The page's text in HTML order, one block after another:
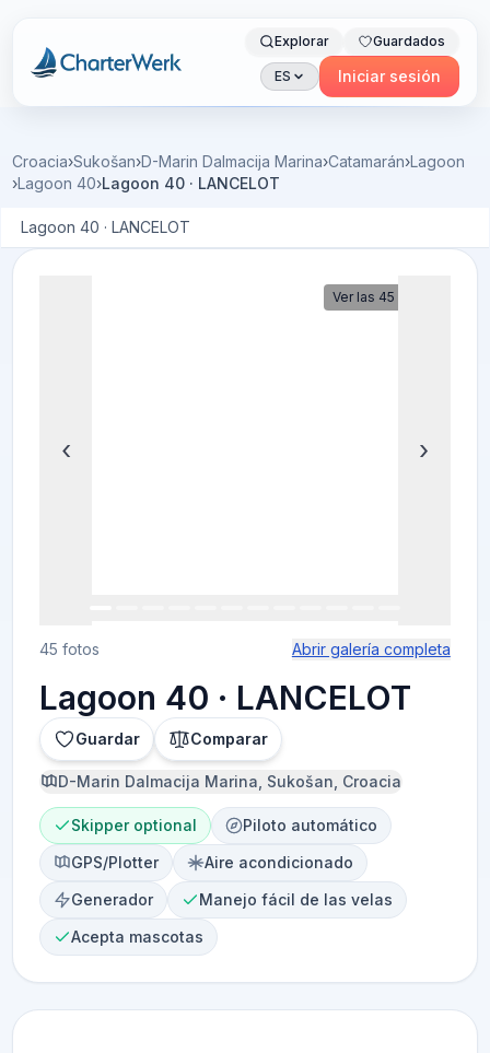
Charterwerk
Explorar Guardados
ES Iniciar sesión
Croacia›Sukošan›D-Marin Dalmacija Marina›Catamarán›Lagoon
›Lagoon 40›Lagoon 40 · LANCELOT
Lagoon 40 · LANCELOT
Ver las 45 fotos
‹ ›
45 fotos Abrir galería completa
Lagoon 40 · LANCELOT
Guardar Comparar
D-Marin Dalmacija Marina, Sukošan, Croacia
Skipper optional
Piloto automático
GPS/Plotter
Aire acondicionado
Generador
Manejo fácil de las velas
Acepta mascotas